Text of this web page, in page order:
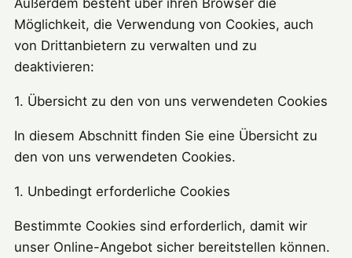
Außerdem besteht über ihren Browser die
Möglichkeit, die Verwendung von Cookies, auch
von Drittanbietern zu verwalten und zu
deaktivieren:
1. Übersicht zu den von uns verwendeten Cookies
In diesem Abschnitt finden Sie eine Übersicht zu
den von uns verwendeten Cookies.
1. Unbedingt erforderliche Cookies
Bestimmte Cookies sind erforderlich, damit wir
unser Online-Angebot sicher bereitstellen können.